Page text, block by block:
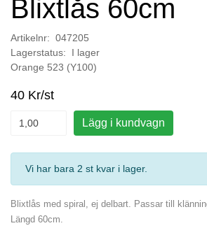
Blixtlås 60cm
Artikelnr: 047205
Lagerstatus: I lager
Orange 523 (Y100)
40 Kr/st
Lägg i kundvagn
Vi har bara 2 st kvar i lager.
Blixtlås med spiral, ej delbart. Passar till
Längd 60cm.